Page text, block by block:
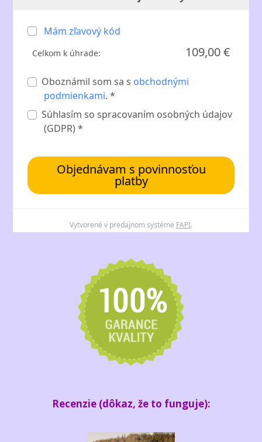
Mám zľavový kód
Celkom k úhrade: 109,00 €
Oboznámil som sa s obchodnými
podmienkami. *
Súhlasím so spracovaním osobných údajov
(GDPR) *
Objednávam s povinnosťou
platby
Vytvorené v predajnom systéme FAPI.
Recenzie (dôkaz, že to funguje):